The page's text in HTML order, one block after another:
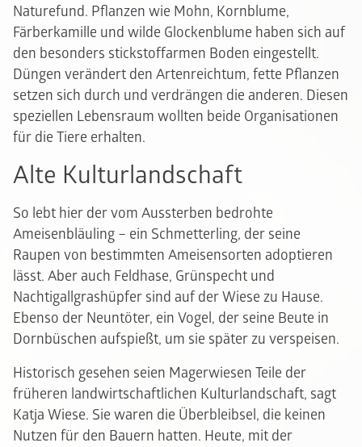
Naturefund. Pflanzen wie Mohn, Kornblume,
Färberkamille und wilde Glockenblume haben sich auf
den besonders stickstoffarmen Boden eingestellt.
Düngen verändert den Artenreichtum, fette Pflanzen
setzen sich durch und verdrängen die anderen. Diesen
speziellen Lebensraum wollten beide Organisationen
für die Tiere erhalten.
Alte Kulturlandschaft
So lebt hier der vom Aussterben bedrohte
Ameisenbläuling – ein Schmetterling, der seine
Raupen von bestimmten Ameisensorten adoptieren
lässt. Aber auch Feldhase, Grünspecht und
Nachtigallgrashüpfer sind auf der Wiese zu Hause.
Ebenso der Neuntöter, ein Vogel, der seine Beute in
Dornbüschen aufspießt, um sie später zu verspeisen.
Historisch gesehen seien Magerwiesen Teile der
früheren landwirtschaftlichen Kulturlandschaft, sagt
Katja Wiese. Sie waren die Überbleibsel, die keinen
Nutzen für den Bauern hatten. Heute, mit der